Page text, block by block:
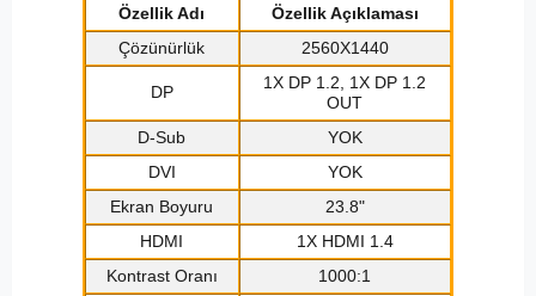
Özellik Adı
Özellik Açıklaması
Çözünürlük
2560X1440
DP
1X DP 1.2, 1X DP 1.2
OUT
D-Sub
YOK
DVI
YOK
Ekran Boyuru
23.8"
HDMI
1X HDMI 1.4
Kontrast Oranı
1000:1